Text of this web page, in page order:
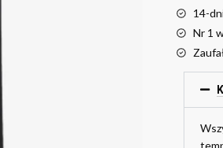
14-
Nr 1